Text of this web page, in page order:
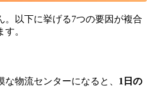
。以下に挙げる7つの要因が複合
。
物流センターになると、 1日の